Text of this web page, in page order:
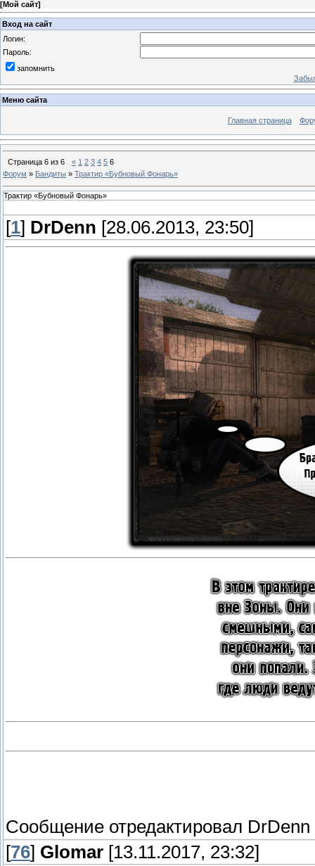
[Мой сайт]
Вход на сайт
Логин:
Пароль:
запомнить
Меню сайта
Главная страница
Страница 6 из 6 « 1 2 3 4 5 6
Форум » Бандиты » Трактир «Бубновый Фонарь»
Трактир «Бубновый Фонарь»
[1] DrDenn [28.06.2013, 23:50]
Сообщение отредактировал DrDenn
[76] Glomar [13.11.2017, 23:32]